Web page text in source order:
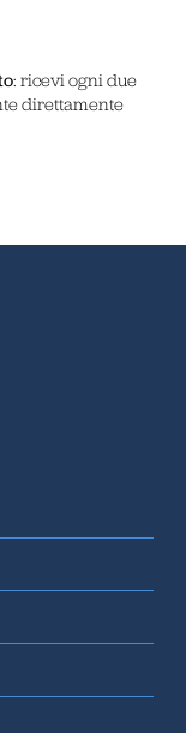
: ricevi ogni due
direttamente